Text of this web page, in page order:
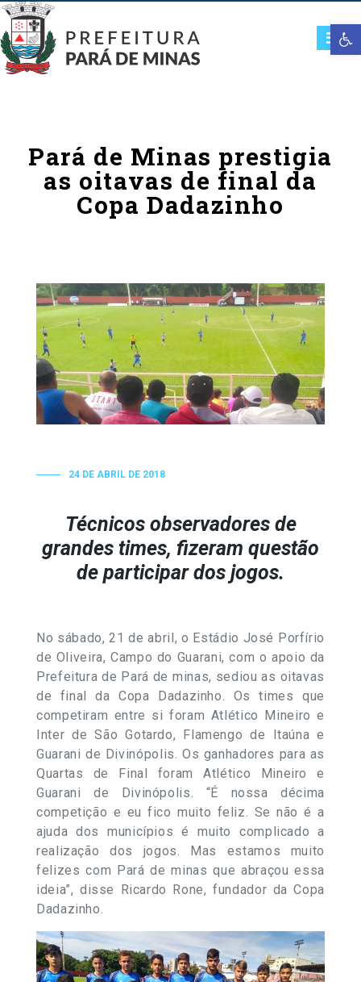
Pará de Minas prestigia
as oitavas de final da
Copa Dadazinho
24 DE ABRIL DE 2018
Técnicos observadores de
grandes times, fizeram questão
de participar dos jogos.
No sábado, 21 de abril, o Estádio José Porfírio
de Oliveira, Campo do Guarani, com o apoio da
Prefeitura de Pará de minas, sediou as oitavas
de final da Copa Dadazinho. Os times que
competiram entre si foram Atlético Mineiro e
Inter de São Gotardo, Flamengo de Itaúna e
Guarani de Divinópolis. Os ganhadores para as
Quartas de Final foram Atlético Mineiro e
Guarani de Divinópolis. “É nossa décima
competição e eu fico muito feliz. Se não é a
ajuda dos municípios é muito complicado a
realização dos jogos. Mas estamos muito
felizes com Pará de minas que abraçou essa
ideia”, disse Ricardo Rone, fundador da Copa
Dadazinho.